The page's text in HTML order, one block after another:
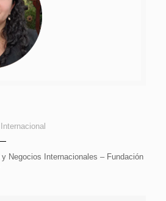
Negocios Internacionales – Fundación